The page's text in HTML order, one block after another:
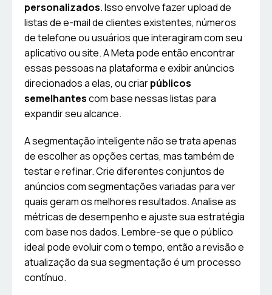
personalizados. Isso envolve fazer upload de
listas de e-mail de clientes existentes, números
de telefone ou usuários que interagiram com seu
aplicativo ou site. A Meta pode então encontrar
essas pessoas na plataforma e exibir anúncios
direcionados a elas, ou criarpúblicos
semelhantescom base nessas listas para
expandir seu alcance.
A segmentação inteligente não se trata apenas
de escolher as opções certas, mas também de
testar e refinar. Crie diferentes conjuntos de
anúncios com segmentações variadas para ver
quais geram os melhores resultados. Analise as
métricas de desempenho e ajuste sua estratégia
com base nos dados. Lembre-se que o público
ideal pode evoluir com o tempo, então a revisão e
atualização da sua segmentação é um processo
contínuo.